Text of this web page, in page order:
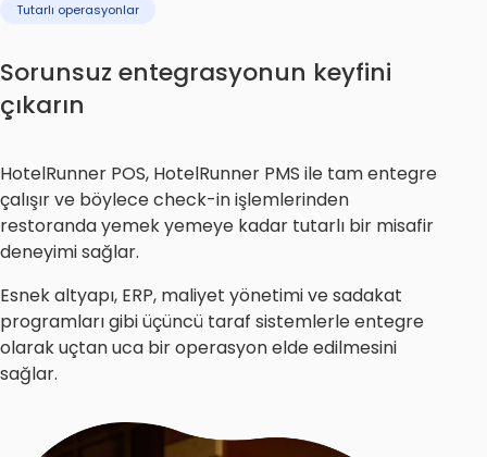
Tutarlı operasyonlar
Sorunsuz entegrasyonun keyfini
çıkarın
HotelRunner POS, HotelRunner PMS ile tam entegre
çalışır ve böylece check-in işlemlerinden
restoranda yemek yemeye kadar tutarlı bir misafir
deneyimi sağlar.
Esnek altyapı, ERP, maliyet yönetimi ve sadakat
programları gibi üçüncü taraf sistemlerle entegre
olarak uçtan uca bir operasyon elde edilmesini
sağlar.